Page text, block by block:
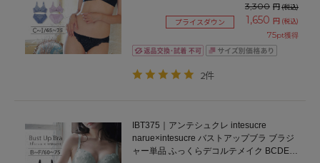
3,300 円(税込)
プライスダウン 1,650 円 (税込)
75pt獲得
2件
IBT375｜アンテシュクレ intesucre
narue×intesucre バストアップブラ ブラジ
ャー単品 ふっくらデコルテメイク BCDEF